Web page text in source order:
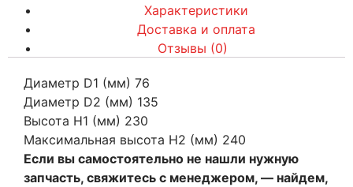
Характеристики
Доставка и оплата
Отзывы (0)
Диаметр D1 (мм) 76
Диаметр D2 (мм) 135
Высота H1 (мм) 230
Максимальная высота H2 (мм) 240
Если вы самостоятельно не нашли нужную
запчасть, свяжитесь с менеджером, — найдем,